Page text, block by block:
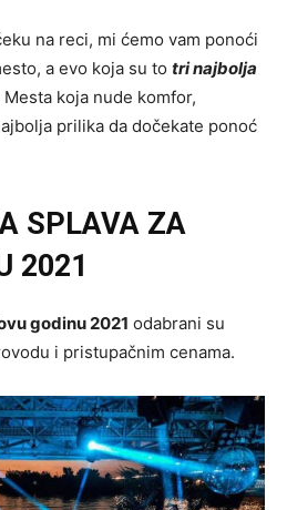
na reci, mi ćemo vam ponoći
a evo koja su to tri najbolja
Mesta koja nude komfor,
prilika da dočekate ponoć
SPLAVA ZA
2021
godinu 2021 odabrani su
i pristupačnim cenama.